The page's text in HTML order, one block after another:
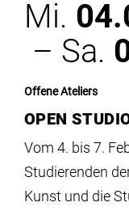
Mi.
– Sa.
Offene Ateliers
OPEN
Vom 4. bis 7.
Studierenden
Kunst und die